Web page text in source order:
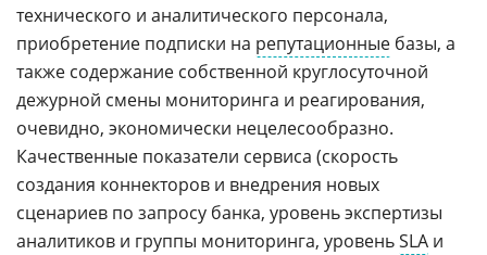
технического и аналитического персонала,
приобретение подписки на репутационные базы, а
также содержание собственной круглосуточной
дежурной смены мониторинга и реагирования,
очевидно, экономически нецелесообразно.
Качественные показатели сервиса (скорость
создания коннекторов и внедрения новых
сценариев по запросу банка, уровень экспертизы
аналитиков и группы мониторинга, уровеньSLA и